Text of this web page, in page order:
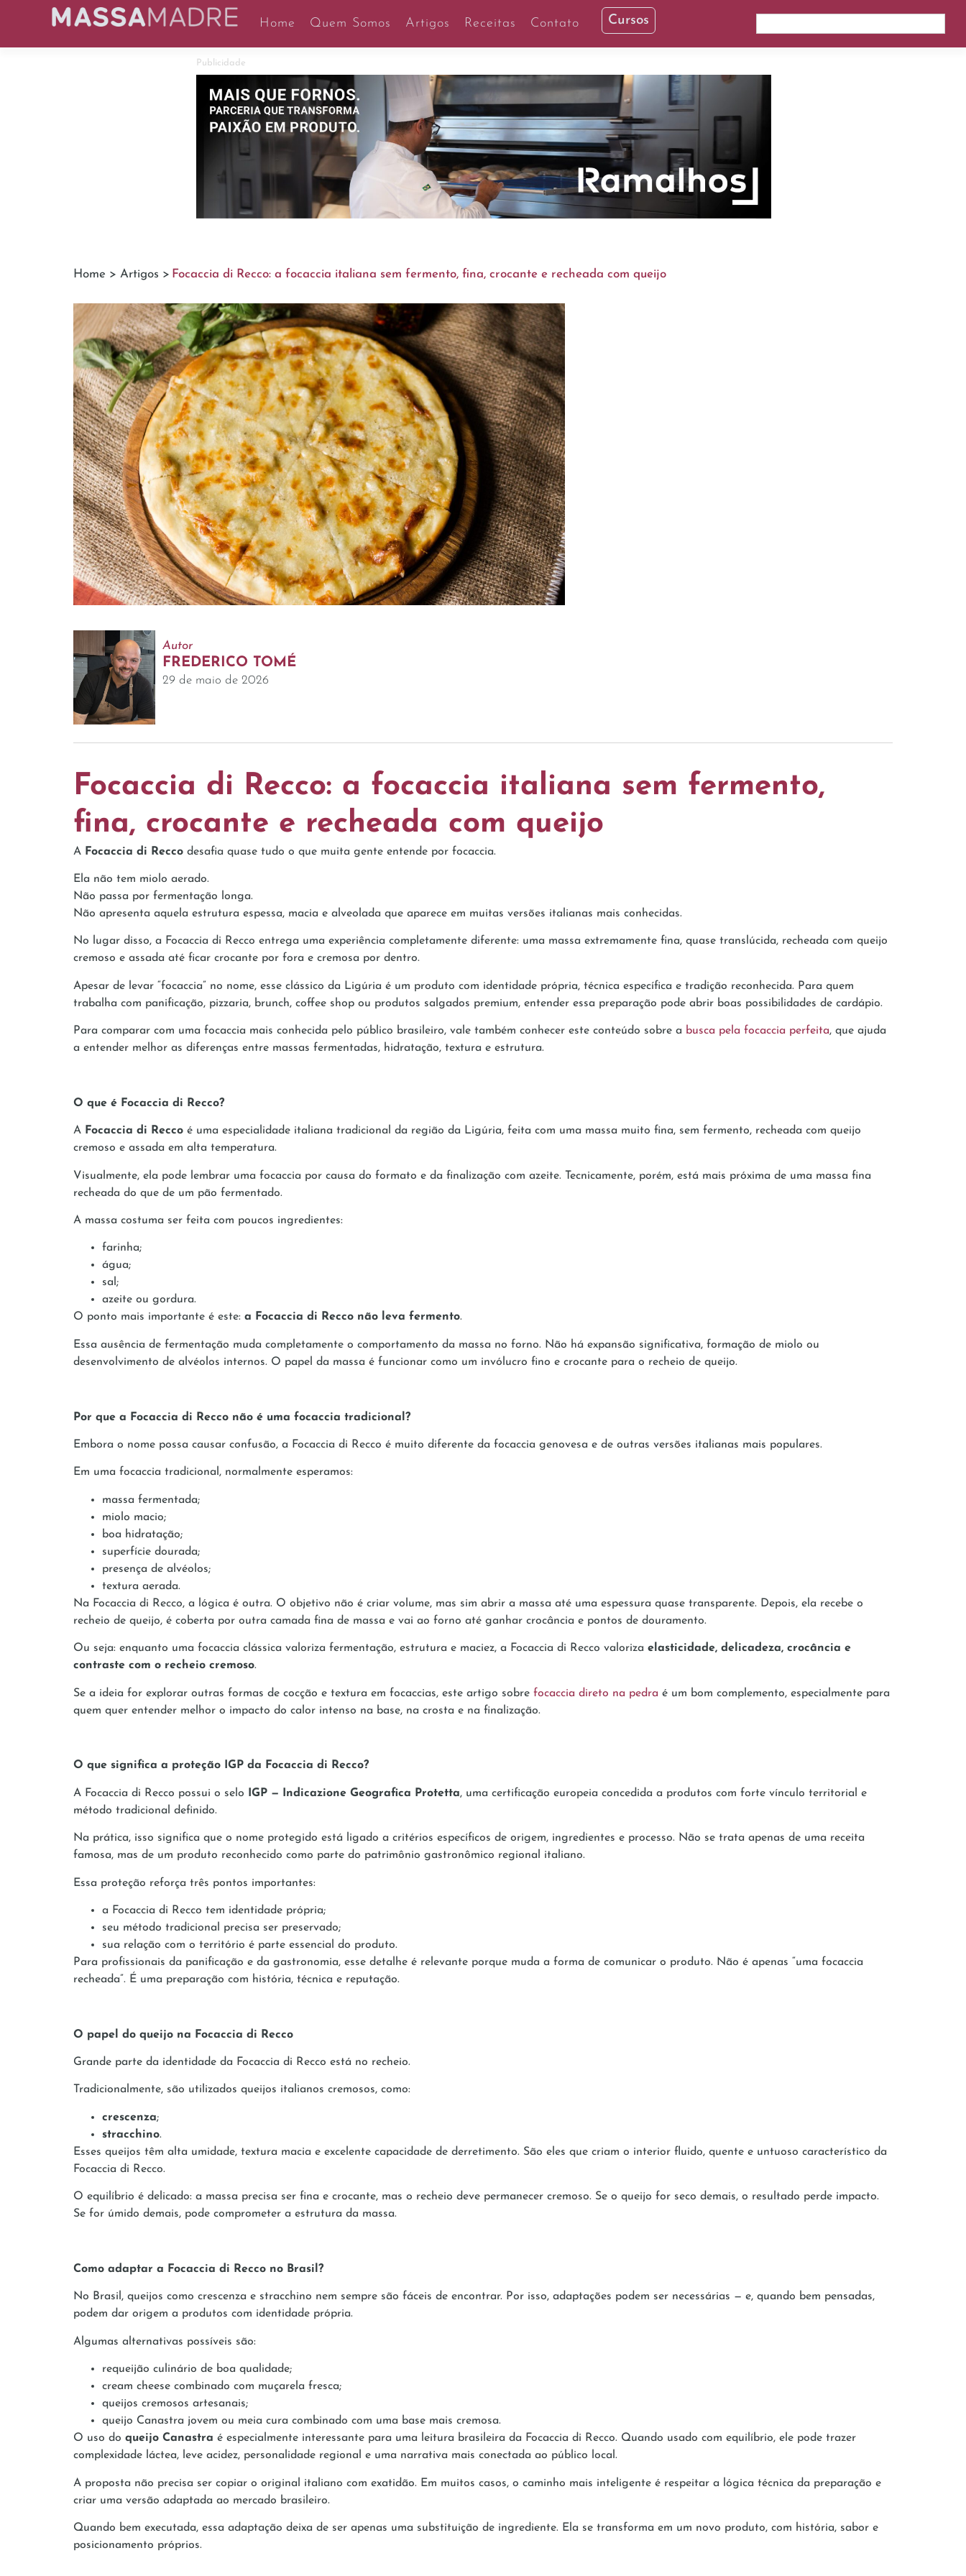
Home Quem Somos Artigos Receitas Contato Cursos
Publicidade
Home > Artigos > Focaccia di Recco: a focaccia italiana sem fermento, fina, crocante e recheada com queijo
Autor
FREDERICO TOMÉ
29 de maio de 2026
Focaccia di Recco: a focaccia italiana sem fermento,
fina, crocante e recheada com queijo
A Focaccia di Recco desafia quase tudo o que muita gente entende por focaccia.
Ela não tem miolo aerado.
Não passa por fermentação longa.
Não apresenta aquela estrutura espessa, macia e alveolada que aparece em muitas versões italianas mais conhecidas.
No lugar disso, a Focaccia di Recco entrega uma experiência completamente diferente: uma massa extremamente fina, quase translúcida, recheada com queijo
cremoso e assada até ficar crocante por fora e cremosa por dentro.
Apesar de levar “focaccia” no nome, esse clássico da Ligúria é um produto com identidade própria, técnica específica e tradição reconhecida. Para quem
trabalha com panificação, pizzaria, brunch, coffee shop ou produtos salgados premium, entender essa preparação pode abrir boas possibilidades de cardápio.
Para comparar com uma focaccia mais conhecida pelo público brasileiro, vale também conhecer este conteúdo sobre a busca pela focaccia perfeita, que ajuda
a entender melhor as diferenças entre massas fermentadas, hidratação, textura e estrutura.
O que é Focaccia di Recco?
A Focaccia di Recco é uma especialidade italiana tradicional da região da Ligúria, feita com uma massa muito fina, sem fermento, recheada com queijo
cremoso e assada em alta temperatura.
Visualmente, ela pode lembrar uma focaccia por causa do formato e da finalização com azeite. Tecnicamente, porém, está mais próxima de uma massa fina
recheada do que de um pão fermentado.
A massa costuma ser feita com poucos ingredientes:
farinha;
água;
sal;
azeite ou gordura.
O ponto mais importante é este: a Focaccia di Recco não leva fermento.
Essa ausência de fermentação muda completamente o comportamento da massa no forno. Não há expansão significativa, formação de miolo ou
desenvolvimento de alvéolos internos. O papel da massa é funcionar como um invólucro fino e crocante para o recheio de queijo.
Por que a Focaccia di Recco não é uma focaccia tradicional?
Embora o nome possa causar confusão, a Focaccia di Recco é muito diferente da focaccia genovesa e de outras versões italianas mais populares.
Em uma focaccia tradicional, normalmente esperamos:
massa fermentada;
miolo macio;
boa hidratação;
superfície dourada;
presença de alvéolos;
textura aerada.
Na Focaccia di Recco, a lógica é outra. O objetivo não é criar volume, mas sim abrir a massa até uma espessura quase transparente. Depois, ela recebe o
recheio de queijo, é coberta por outra camada fina de massa e vai ao forno até ganhar crocância e pontos de douramento.
Ou seja: enquanto uma focaccia clássica valoriza fermentação, estrutura e maciez, a Focaccia di Recco valoriza elasticidade, delicadeza, crocância e
contraste com o recheio cremoso.
Se a ideia for explorar outras formas de cocção e textura em focaccias, este artigo sobre focaccia direto na pedra é um bom complemento, especialmente para
quem quer entender melhor o impacto do calor intenso na base, na crosta e na finalização.
O que significa a proteção IGP da Focaccia di Recco?
A Focaccia di Recco possui o selo IGP — Indicazione Geografica Protetta, uma certificação europeia concedida a produtos com forte vínculo territorial e
método tradicional definido.
Na prática, isso significa que o nome protegido está ligado a critérios específicos de origem, ingredientes e processo. Não se trata apenas de uma receita
famosa, mas de um produto reconhecido como parte do patrimônio gastronômico regional italiano.
Essa proteção reforça três pontos importantes:
a Focaccia di Recco tem identidade própria;
seu método tradicional precisa ser preservado;
sua relação com o território é parte essencial do produto.
Para profissionais da panificação e da gastronomia, esse detalhe é relevante porque muda a forma de comunicar o produto. Não é apenas “uma focaccia
recheada”. É uma preparação com história, técnica e reputação.
O papel do queijo na Focaccia di Recco
Grande parte da identidade da Focaccia di Recco está no recheio.
Tradicionalmente, são utilizados queijos italianos cremosos, como:
crescenza;
stracchino.
Esses queijos têm alta umidade, textura macia e excelente capacidade de derretimento. São eles que criam o interior fluido, quente e untuoso característico da
Focaccia di Recco.
O equilíbrio é delicado: a massa precisa ser fina e crocante, mas o recheio deve permanecer cremoso. Se o queijo for seco demais, o resultado perde impacto.
Se for úmido demais, pode comprometer a estrutura da massa.
Como adaptar a Focaccia di Recco no Brasil?
No Brasil, queijos como crescenza e stracchino nem sempre são fáceis de encontrar. Por isso, adaptações podem ser necessárias — e, quando bem pensadas,
podem dar origem a produtos com identidade própria.
Algumas alternativas possíveis são:
requeijão culinário de boa qualidade;
cream cheese combinado com muçarela fresca;
queijos cremosos artesanais;
queijo Canastra jovem ou meia cura combinado com uma base mais cremosa.
O uso do queijo Canastra é especialmente interessante para uma leitura brasileira da Focaccia di Recco. Quando usado com equilíbrio, ele pode trazer
complexidade láctea, leve acidez, personalidade regional e uma narrativa mais conectada ao público local.
A proposta não precisa ser copiar o original italiano com exatidão. Em muitos casos, o caminho mais inteligente é respeitar a lógica técnica da preparação e
criar uma versão adaptada ao mercado brasileiro.
Quando bem executada, essa adaptação deixa de ser apenas uma substituição de ingrediente. Ela se transforma em um novo produto, com história, sabor e
posicionamento próprios.